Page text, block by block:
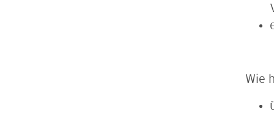
Wie